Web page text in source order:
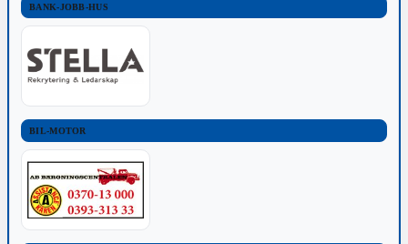
BANK-JOBB-HUS
BIL-MOTOR